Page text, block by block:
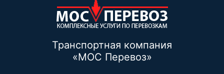
Транспортная компания
«МОС Перевоз»